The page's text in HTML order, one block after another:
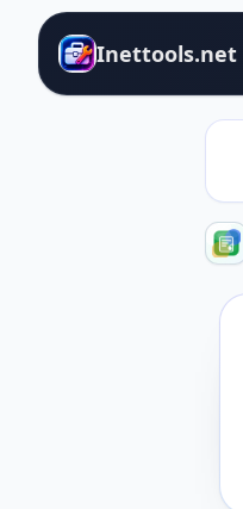
Inettools.net